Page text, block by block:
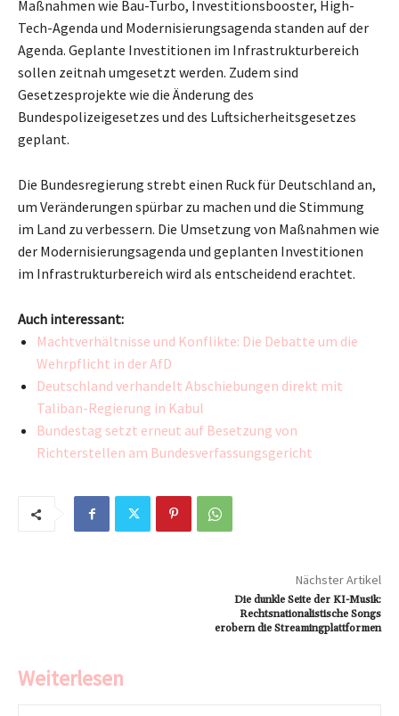
Maßnahmen wie Bau-Turbo, Investitionsbooster, High-
Tech-Agenda und Modernisierungsagenda standen auf der
Agenda. Geplante Investitionen im Infrastrukturbereich
sollen zeitnah umgesetzt werden. Zudem sind
Gesetzesprojekte wie die Änderung des
Bundespolizeigesetzes und des Luftsicherheitsgesetzes
geplant.
Die Bundesregierung strebt einen Ruck für Deutschland an,
um Veränderungen spürbar zu machen und die Stimmung
im Land zu verbessern. Die Umsetzung von Maßnahmen wie
der Modernisierungsagenda und geplanten Investitionen
im Infrastrukturbereich wird als entscheidend erachtet.
Auch interessant:
Machtverhältnisse und Konflikte: Die Debatte um die
Wehrpflicht in der AfD
Deutschland verhandelt Abschiebungen direkt mit
Taliban-Regierung in Kabul
Bundestag setzt erneut auf Besetzung von
Richterstellen am Bundesverfassungsgericht
Nächster Artikel
Die dunkle Seite der KI-Musik:
Rechtsnationalistische Songs
erobern die Streamingplattformen
Weiterlesen